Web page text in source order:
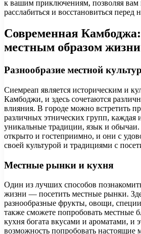
к вашим приключениям, позволяя вам
расслабиться и восстановиться
Современная Камбоджа:
местным образом жизни
Разнообразие местной
Сиемреап является историческим и
Камбоджи, и здесь сочетаются
влияния. В городе можно встретить
различных этнических групп, каждая
уникальные традиции, язык и
открыто и гостеприимно, и они с
своей культурой и традициями с
Местные рынки и кухня
Один из лучших способов
жизни — посетить местные рынки.
разнообразные фрукты, овощи,
также сможете попробовать местные
кухня богата вкусами и ароматами, и
возможность попробовать настоящие